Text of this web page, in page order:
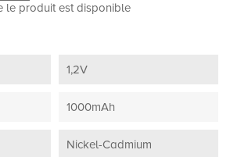
le produit est disponible
1,2V
1000mAh
Nickel-Cadmium